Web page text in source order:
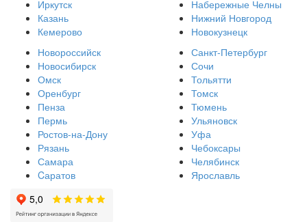
Иркутск
Казань
Кемерово
Набережные Челны
Нижний Новгород
Новокузнецк
Новороссийск
Новосибирск
Омск
Оренбург
Пенза
Пермь
Ростов-на-Дону
Рязань
Самара
Cаратов
Санкт-Петербург
Сочи
Тольятти
Томск
Тюмень
Ульяновск
Уфа
Чебоксары
Челябинск
Ярославль